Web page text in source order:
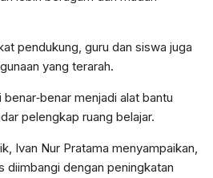
pendukung, guru dan siswa juga
yang terarah.
menjadi alat bantu
pelengkap ruang belajar.
Ivan Nur Pratama menyampaikan,
diimbangi dengan peningkatan